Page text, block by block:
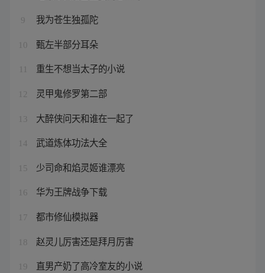
9 我为苍生独孤陀
10 甄左半部分耳朵
重生不想当太子的小说
12 灵甲鬼修罗第二部
13 大醉侠问天和谁在一起了
14 武道炼体功法大全
15 少司命和焰灵姬谁漂亮
16 华为王牌战争下载
17 都市修仙模拟器
18 赵灵儿厉害还是拜月厉害
19 直男产奶了高冷室友的小说